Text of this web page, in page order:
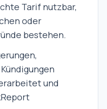
Tarif nutzbar,
oder
bestehen.
und